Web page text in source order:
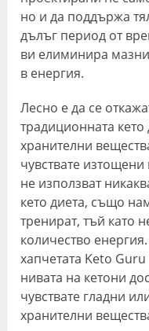
но и да поддържа
дълъг период от
ви елиминира
в енергия.
Лесно е да се
традиционната
хранителни
чувствате
не използват
кето диета, също
тренират, тъй като
количество
хапчетата Keto
нивата на кетони
чувствате гладни
хранителни